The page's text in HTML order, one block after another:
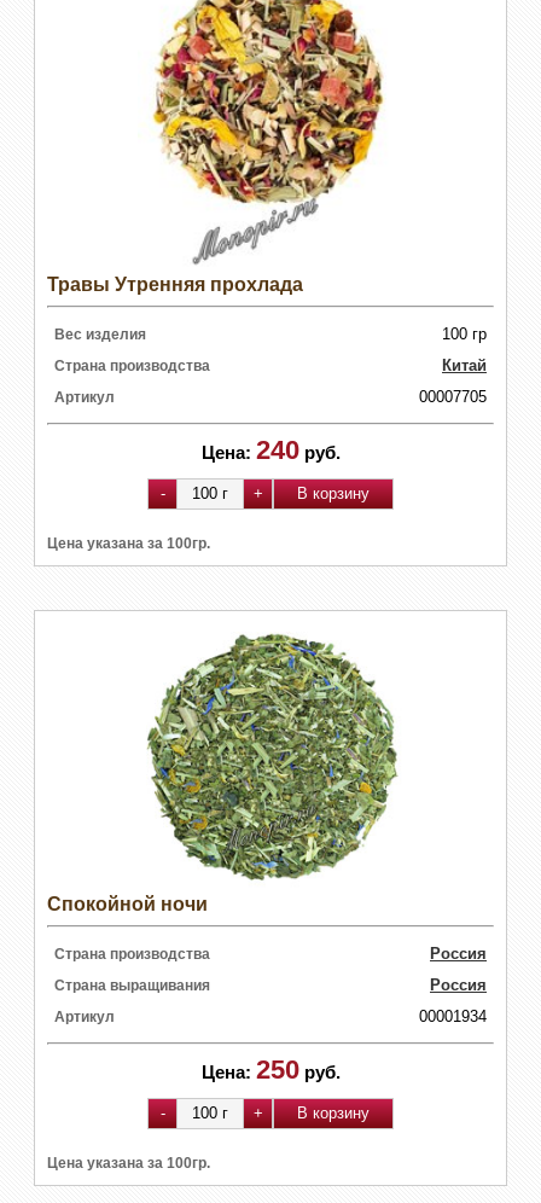
Травы Утренняя прохлада
Вес изделия 100 гр
Страна производства Китай
Артикул 00007705
Цена: 240 руб.
Цена указана за 100гр.
Спокойной ночи
Страна производства Россия
Страна выращивания Россия
Артикул 00001934
Цена: 250 руб.
Цена указана за 100гр.